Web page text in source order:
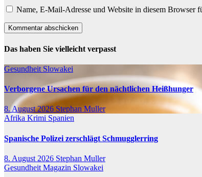
Name, E-Mail-Adresse und Website in diesem Browser
Das haben Sie vielleicht verpasst
Gesundheit Slowakei
Verborgene Ursachen für den nächtlichen Heißhunger
8. August 2026 Stephan Muller
Afrika Krimi Spanien
Spanische Polizei zerschlägt Schmugglerring
8. August 2026 Stephan Muller
Gesundheit Magazin Slowakei